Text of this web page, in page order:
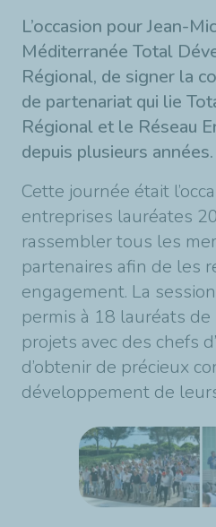
L’occasion pour Jean-
Méditerranée Total
Régional, de signer la
de partenariat qui lie
Régional et le Réseau
depuis plusieurs années.
Cette journée était
entreprises lauréates
rassembler tous les
partenaires afin de les
engagement. La
permis à 18 lauréats
projets avec des chefs
d’obtenir de précieux
développement de